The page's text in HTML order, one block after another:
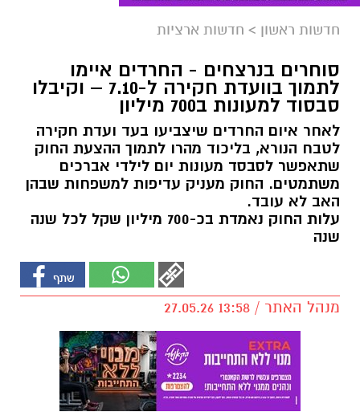
חדשות ראשון > חדשות ארציות
סוחרים בנרצחים - החרדים איימו
לתמוך בוועדת חקירה ל-7.10 – וקיבלו
סבסוד למעונות ב700 מיליון
לאחר איום החרדים שיצביעו בעד ועדת חקירה
לטבח הנורא, בליכוד מהרו לתמוך ההצעת החוק
שתאפשר לסבסד מעונות יום לילדי אברכים
משתמטים. החוק מעניק עדיפות למשפחות שבהן
האב לא עובד.
עלות החוק נאמדת בכ-700 מיליון שקל לכל שנה
שנה
מנהל האתר / 13:58 27.05.26